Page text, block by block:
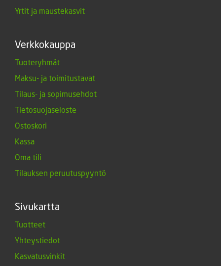
Yrtit ja maustekasvit
Verkkokauppa
Tuoteryhmät
Maksu- ja toimitustavat
Tilaus- ja sopimusehdot
Tietosuojaseloste
Ostoskori
Kassa
Oma tili
Tilauksen peruutuspyyntö
Sivukartta
Tuotteet
Yhteystiedot
Kasvatusvinkit